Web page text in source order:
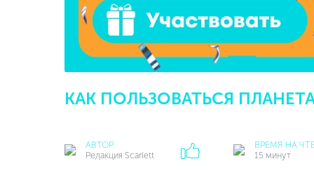
КАК ПОЛЬЗОВАТЬСЯ
АВТОР
Редакция Scarlett
ВРЕМЯ НА
15 минут